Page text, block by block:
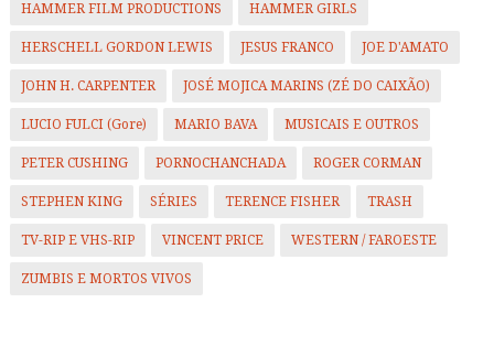
HAMMER FILM PRODUCTIONS HAMMER GIRLS
HERSCHELL GORDON LEWIS JESUS FRANCO JOE D'AMATO
JOHN H. CARPENTER JOSÉ MOJICA MARINS (ZÉ DO CAIXÃO)
LUCIO FULCI (Gore) MARIO BAVA MUSICAIS E OUTROS
PETER CUSHING PORNOCHANCHADA ROGER CORMAN
STEPHEN KING SÉRIES TERENCE FISHER TRASH
TV-RIP E VHS-RIP VINCENT PRICE WESTERN / FAROESTE
ZUMBIS E MORTOS VIVOS